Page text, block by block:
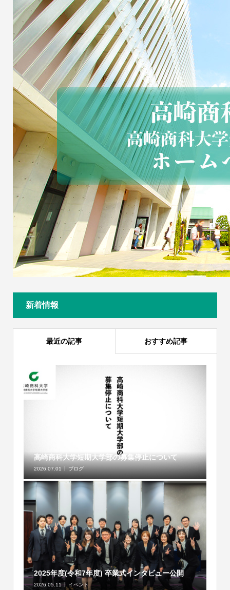
新着情報
最近の記事 おすすめ記事
高崎商科大学短期大学部の募集停止について
2026.07.01 ブログ
2025年度(令和7年度) 卒業式インタビュー公開
2026.05.11 イベント